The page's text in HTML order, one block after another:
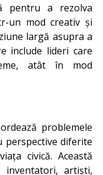
pentru a rezolva
un mod creativ și
largă asupra a
include lideri care
atât în ​​mod
problemele
perspective diferite
civică. Această
artiști,